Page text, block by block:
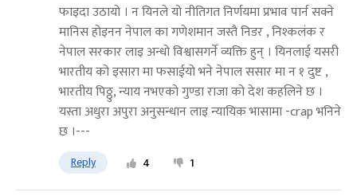
फाइदा उठायो । न यिनले यो नीतिगत निर्णयमा प्रभाव पार्न सक्ने
मानिस होइनन नेपाल का गणेशमान जस्तै निडर , निश्कलंक र
नेपाल सरकार लाइ अन्धो विश्वासगर्ने व्यक्ति हुन् । यिनलाई यसरी
भारतीय को इसारा मा फसाईयो भने नेपाल ससार मा न १ दुष्ट ,
भारतीय पिठ्ठु, न्याय नभएको गुण्डा राजा को देश कहलिने छ ।
यस्ता अधुरा अपुरा अनुसन्धान लाइ न्यायिक भासामा -crap भनिने
छ ।---
Reply 4 1